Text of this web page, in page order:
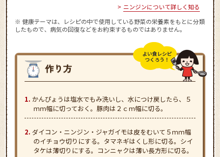
ニンジンについて詳しく知る
※ 健康テーマは、レシピの中で使用している野菜の栄養素をもとに分類
したもので、病気の回復などをお約束するものではありません。
よい食レシピ
つくろう！
かんぴょうは塩水でもみ洗いし、水につけ戻したら、５
ｍｍ幅に切っておく。豚肉は２ｃｍ幅に切る。
ダイコン・ニンジン・ジャガイモは皮をむいて５ｍｍ幅
のイチョウ切りにする。タマネギはくし形に切る。シイ
タケは薄切りにする。コンニャクは薄い長方形に切る。